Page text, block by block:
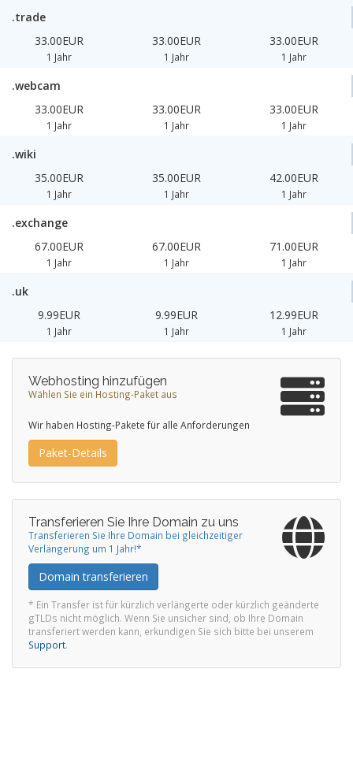
.trade
33.00EUR
1 Jahr
33.00EUR
1 Jahr
33.00EUR
1 Jahr
.webcam
33.00EUR
1 Jahr
33.00EUR
1 Jahr
33.00EUR
1 Jahr
.wiki
35.00EUR
1 Jahr
35.00EUR
1 Jahr
42.00EUR
1 Jahr
.exchange
67.00EUR
1 Jahr
67.00EUR
1 Jahr
71.00EUR
1 Jahr
.uk
9.99EUR
1 Jahr
9.99EUR
1 Jahr
12.99EUR
1 Jahr
Webhosting hinzufügen
Wählen Sie ein Hosting-Paket aus
Wir haben Hosting-Pakete für alle Anforderungen
Paket-Details
Transferieren Sie Ihre Domain zu uns
Transferieren Sie Ihre Domain bei gleichzeitiger
Verlängerung um 1 Jahr!*
Domain transferieren
* Ein Transfer ist für kürzlich verlängerte oder kürzlich geänderte
gTLDs nicht möglich. Wenn Sie unsicher sind, ob Ihre Domain
transferiert werden kann, erkundigen Sie sich bitte bei unserem
Support.